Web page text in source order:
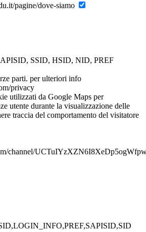
pagine/dove-siamo
SSID, HSID, NID, PREF
parti. per ulteriori info
privacy
utilizzati da Google Maps per
utente durante la visualizzazione delle
traccia del comportamento del visitatore
channel/